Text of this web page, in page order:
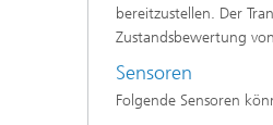
bereitzustellen. Der
Zustandsbewertung
Sensoren
Folgende Sensoren